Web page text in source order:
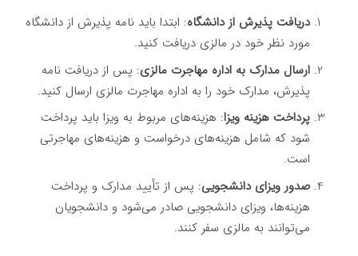
دریافت پذیرش از دانشگاه: ابتدا باید نامه پذیرش از دانشگاه
مورد نظر خود در مالزی دریافت کنید.
ارسال مدارک به اداره مهاجرت مالزی: پس از دریافت نامه
پذیرش، مدارک خود را به اداره مهاجرت مالزی ارسال کنید.
پرداخت هزینه ویزا: هزینه‌های مربوط به ویزا باید پرداخت
شود که شامل هزینه‌های درخواست و هزینه‌های مهاجرتی
است.
صدور ویزای دانشجویی: پس از تأیید مدارک و پرداخت
هزینه‌ها، ویزای دانشجویی صادر می‌شود و دانشجویان
می‌توانند به مالزی سفر کنند.